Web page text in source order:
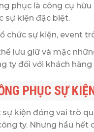
phục là công cụ
sự kiện đặc biệt.
chức sự kiện, event
lưu giữ và mặc
ty đối với khách
PHỤC SỰ
sự kiện đóng vai trò
ty. Nhưng hầu